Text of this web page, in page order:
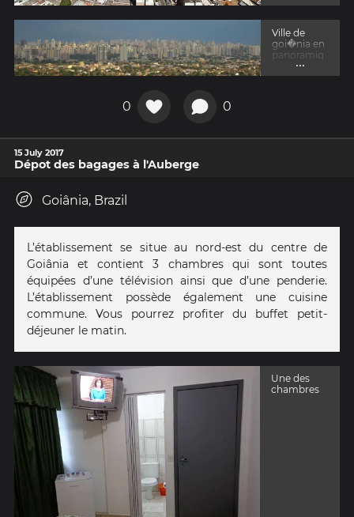
Ville de
goi�nia en
panoramiq
...
0 0
15 July 2017
Dépot des bagages à l'Auberge
Goiânia, Brazil
L’établissement se situe au nord-est du centre de
Goiânia et contient 3 chambres qui sont toutes
équipées d’une télévision ainsi que d’une penderie.
L’établissement possède également une cuisine
commune. Vous pourrez profiter du buffet petit-
déjeuner le matin.
Une des
chambres